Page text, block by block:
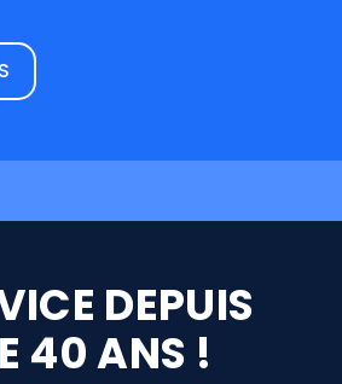
DEPUIS
40 ANS !